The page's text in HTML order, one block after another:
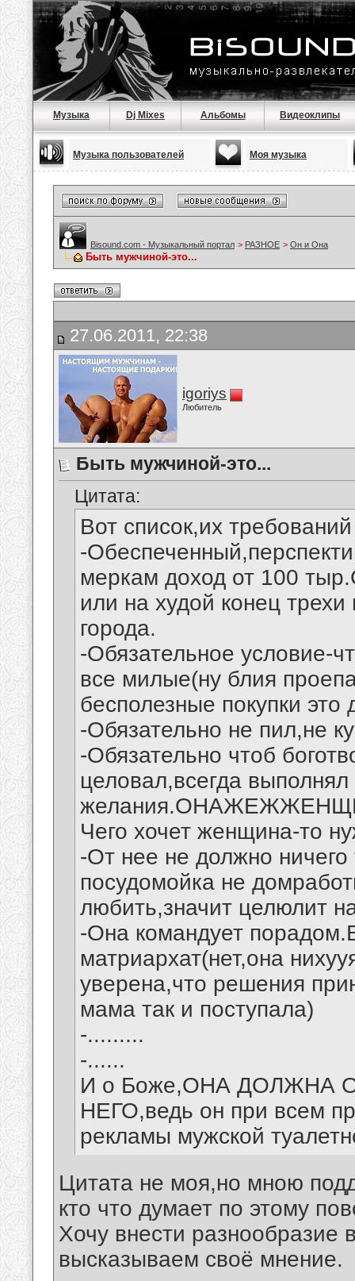
Музыка Dj Mixes Альбомы Видеоклипы
Музыка пользователей Моя музыка
Bisound.com - Музыкальный портал > РАЗНОЕ > Он и Она
Быть мужчиной-это...
27.06.2011, 22:38
igoriys
Любитель
Быть мужчиной-это...
Цитата:
Вот список,их
-
меркам доход от 100
или на худой конец
города.
-Обязательное условие-
все милые(ну блия
бесполезные покупки
-Обязательно не пил,не
-Обязательно чтоб
целовал,всегда
Чего хочет женщина-то
-От нее не должно
посудомойка не
любить,значит целюлит
-Она командует
матриархат(нет,она
уверена,что решения
мама так и поступала)
-.........
-......
И о Боже,ОНА ДОЛЖНА
НЕГО,ведь он при всем
рекламы мужской
Цитата не моя,но мною
кто что думает по этому
Хочу внести разнообразие
высказываем своё мнение.